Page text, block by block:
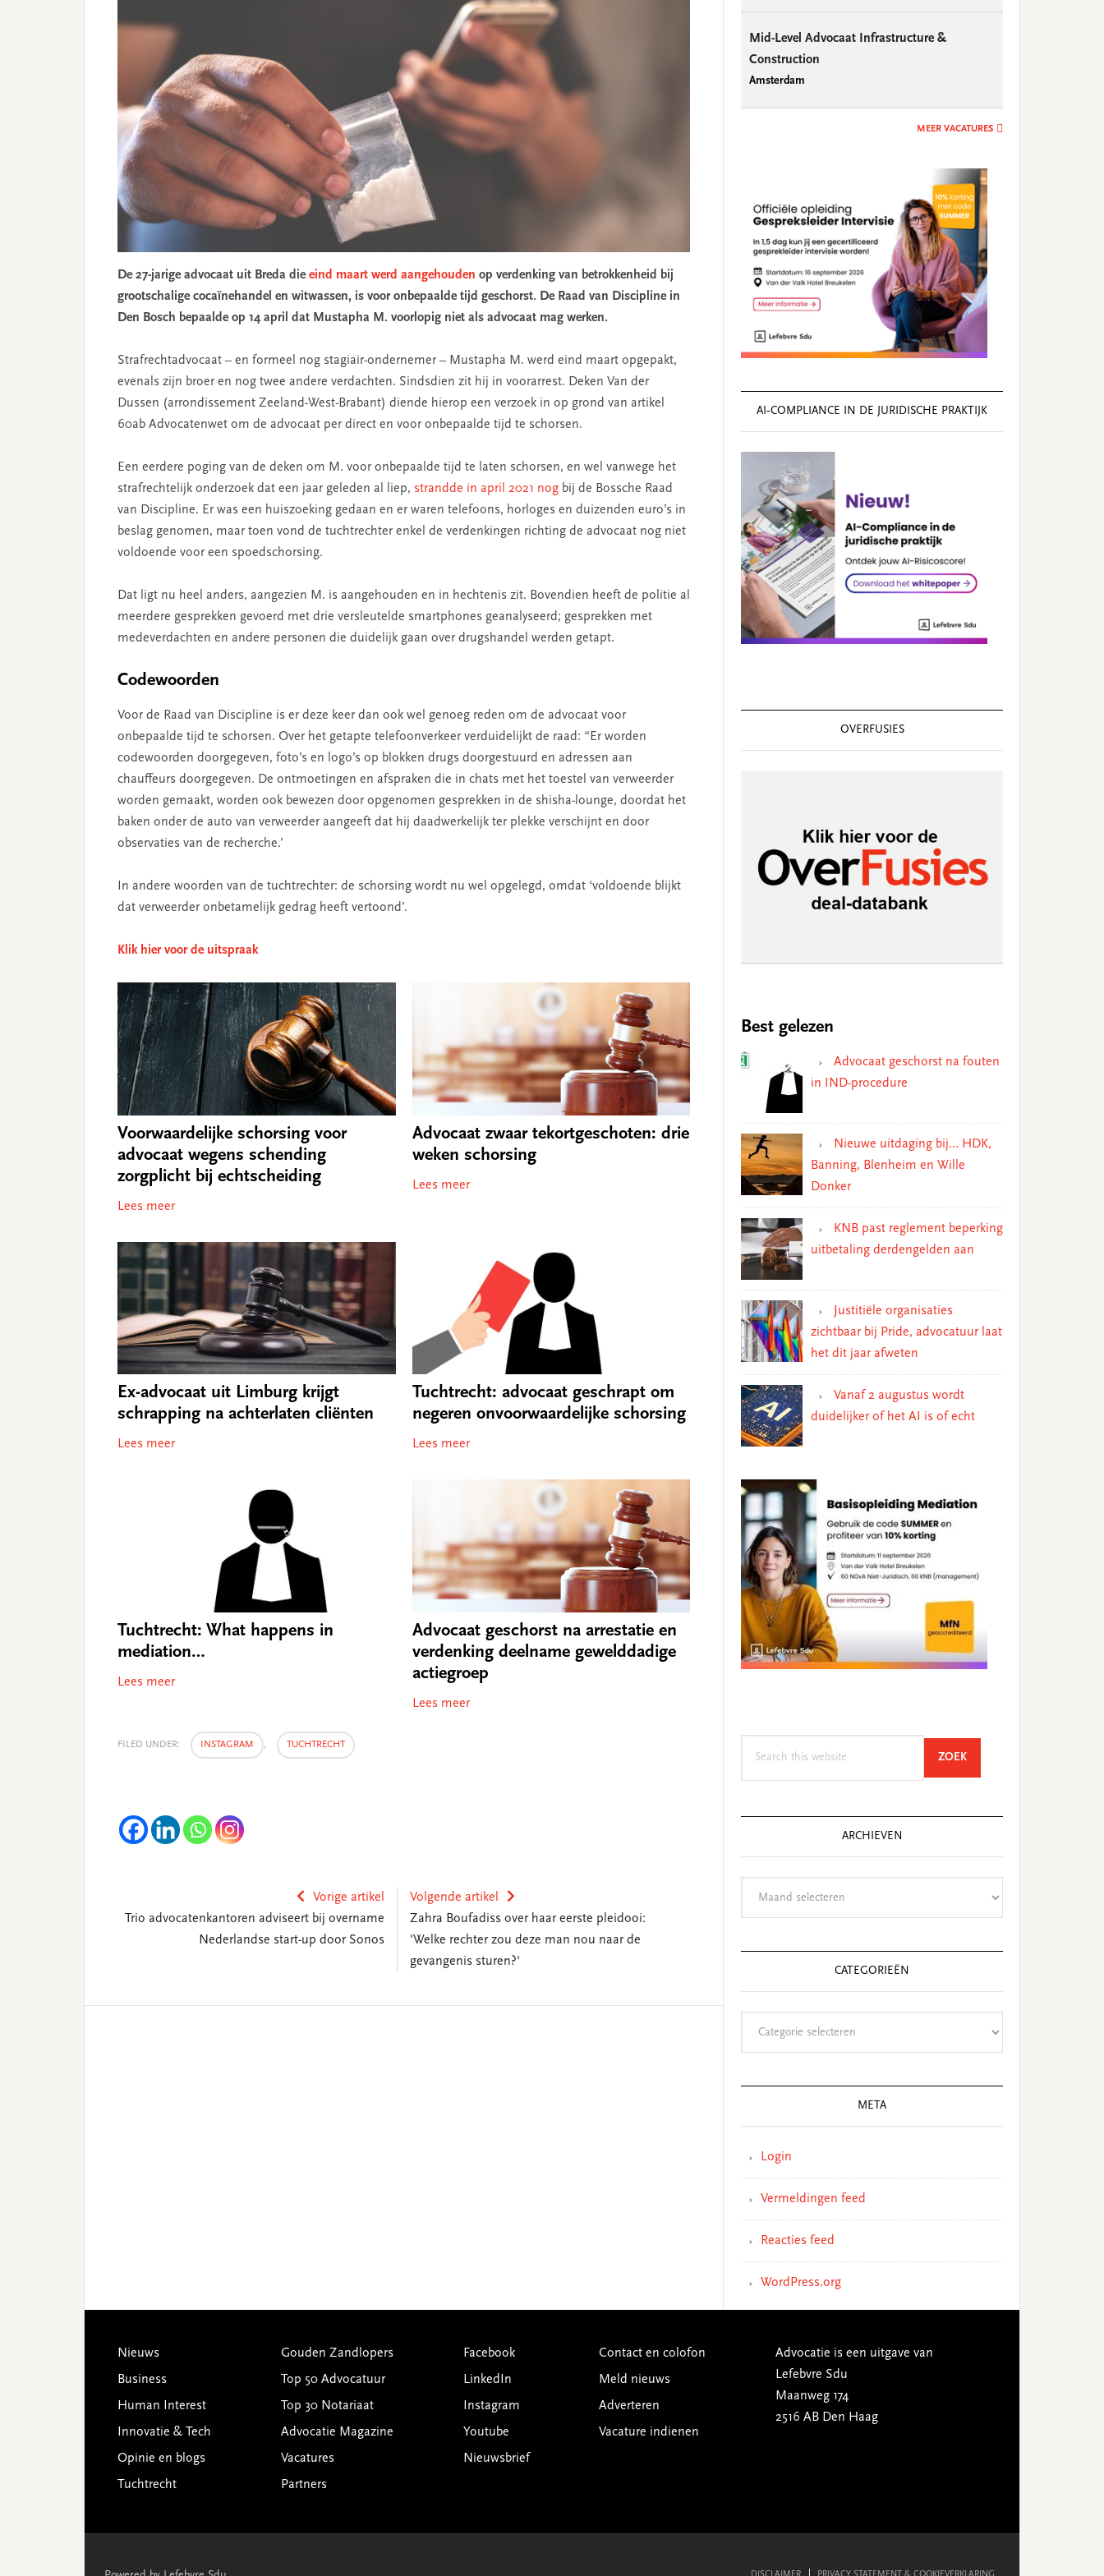
De 27-jarige advocaat uit Breda dieeind maart werd aangehouden op verdenking van betrokkenheid bij
grootschalige cocaïnehandel en witwassen, is voor onbepaalde tijd geschorst. De Raad van Discipline in
Den Bosch bepaalde op 14 april dat Mustapha M. voorlopig niet als advocaat mag werken.
Strafrechtadvocaat – en formeel nog stagiair-ondernemer – Mustapha M. werd eind maart opgepakt,
evenals zijn broer en nog twee andere verdachten. Sindsdien zit hij in voorarrest. Deken Van der
Dussen (arrondissement Zeeland-West-Brabant) diende hierop een verzoek in op grond van artikel
60ab Advocatenwet om de advocaat per direct en voor onbepaalde tijd te schorsen.
Een eerdere poging van de deken om M. voor onbepaalde tijd te laten schorsen, en wel vanwege het
strafrechtelijk onderzoek dat een jaar geleden al liep, strandde in april 2021 nog bij de Bossche Raad
van Discipline. Er was een huiszoeking gedaan en er waren telefoons, horloges en duizenden euro’s in
beslag genomen, maar toen vond de tuchtrechter enkel de verdenkingen richting de advocaat nog niet
voldoende voor een spoedschorsing.
Dat ligt nu heel anders, aangezien M. is aangehouden en in hechtenis zit. Bovendien heeft de politie al
meerdere gesprekken gevoerd met drie versleutelde smartphones geanalyseerd; gesprekken met
medeverdachten en andere personen die duidelijk gaan over drugshandel werden getapt.
Codewoorden
Voor de Raad van Discipline is er deze keer dan ook wel genoeg reden om de advocaat voor
onbepaalde tijd te schorsen. Over het getapte telefoonverkeer verduidelijkt de raad: “Er worden
codewoorden doorgegeven, foto’s en logo’s op blokken drugs doorgestuurd en adressen aan
chauffeurs doorgegeven. De ontmoetingen en afspraken die in chats met het toestel van verweerder
worden gemaakt, worden ook bewezen door opgenomen gesprekken in de shisha-lounge, doordat het
baken onder de auto van verweerder aangeeft dat hij daadwerkelijk ter plekke verschijnt en door
observaties van de recherche.’
In andere woorden van de tuchtrechter: de schorsing wordt nu wel opgelegd, omdat ‘voldoende blijkt
dat verweerder onbetamelijk gedrag heeft vertoond’.
Klik hier voor de uitspraak
Voorwaardelijke schorsing voor
advocaat wegens schending
zorgplicht bij echtscheiding
Lees meer
Advocaat zwaar tekortgeschoten: drie
weken schorsing
Lees meer
Ex-advocaat uit Limburg krijgt
schrapping na achterlaten cliënten
Lees meer
Tuchtrecht: advocaat geschrapt om
negeren onvoorwaardelijke schorsing
Lees meer
Tuchtrecht: What happens in
mediation…
Lees meer
Advocaat geschorst na arrestatie en
verdenking deelname gewelddadige
actiegroep
Lees meer
FILED UNDER: INSTAGRAM , TUCHTRECHT
Vorige artikel
Trio advocatenkantoren adviseert bij overname
Nederlandse start-up door Sonos
Volgende artikel
Zahra Boufadiss over haar eerste pleidooi:
'Welke rechter zou deze man nou naar de
gevangenis sturen?'
Mid-Level Advocaat Infrastructure &
Construction
Amsterdam
MEER VACATURES
AI‑COMPLIANCE IN DE JURIDISCHE PRAKTIJK
OVERFUSIES
Best gelezen
Advocaat geschorst na fouten
in IND-procedure
Nieuwe uitdaging bij… HDK,
Banning, Blenheim en Wille
Donker
KNB past reglement beperking
uitbetaling derdengelden aan
Justitiële organisaties
zichtbaar bij Pride, advocatuur laat
het dit jaar afweten
Vanaf 2 augustus wordt
duidelijker of het AI is of echt
ZOEKSEARCH
ARCHIEVEN
CATEGORIEËN
META
Login
Vermeldingen feed
Reacties feed
WordPress.org
Footer
Nieuws
Business
Human Interest
Innovatie & Tech
Opinie en blogs
Tuchtrecht
Gouden Zandlopers
Top 50 Advocatuur
Top 30 Notariaat
Advocatie Magazine
Vacatures
Partners
Facebook
LinkedIn
Instagram
Youtube
Nieuwsbrief
Contact en colofon
Meld nieuws
Adverteren
Vacature indienen
Advocatie is een uitgave van
Lefebvre Sdu
Maanweg 174
2516 AB Den Haag